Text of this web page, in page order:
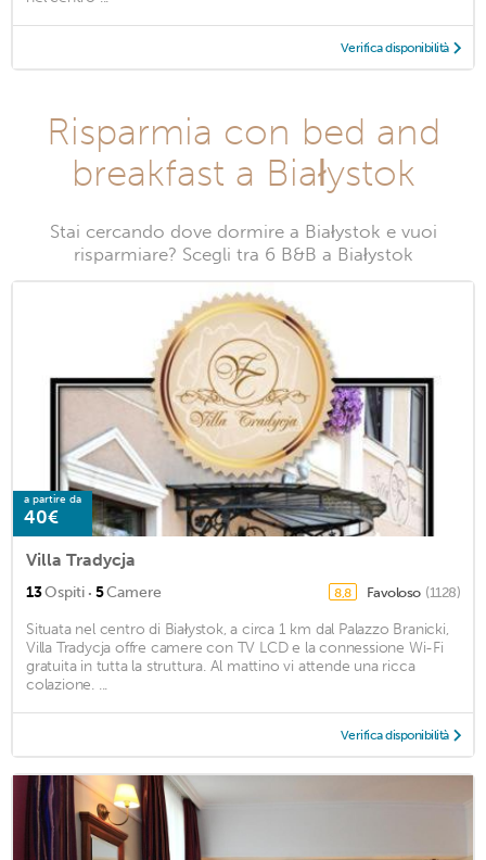
Verifica disponibilità
Risparmia con bed and
breakfast a Białystok
Stai cercando dove dormire a Białystok e vuoi
risparmiare? Scegli tra 6 B&B a Białystok
a partire da
40€
Villa Tradycja
13Ospiti · 5Camere 8,8 Favoloso (1128)
Situata nel centro di Białystok, a circa 1 km dal Palazzo Branicki,
Villa Tradycja offre camere con TV LCD e la connessione Wi-Fi
gratuita in tutta la struttura. Al mattino vi attende una ricca
colazione. ...
Verifica disponibilità